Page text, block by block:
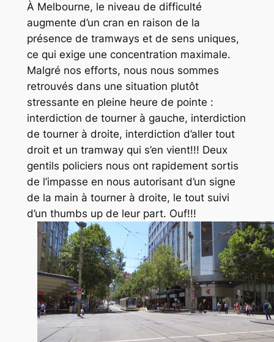
À Melbourne, le niveau de difficulté
augmente d’un cran en raison de la
présence de tramways et de sens uniques,
ce qui exige une concentration maximale.
Malgré nos efforts, nous nous sommes
retrouvés dans une situation plutôt
stressante en pleine heure de pointe :
interdiction de tourner à gauche, interdiction
de tourner à droite, interdiction d’aller tout
droit et un tramway qui s’en vient!!! Deux
gentils policiers nous ont rapidement sortis
de l’impasse en nous autorisant d’un signe
de la main à tourner à droite, le tout suivi
d’un thumbs upde leur part. Ouf!!!